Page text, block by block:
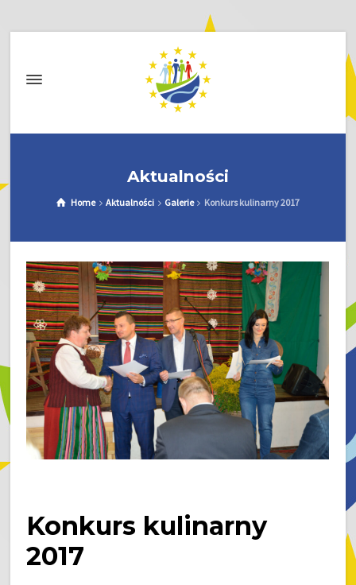
Aktualności
Home Aktualności Galerie Konkurs kulinarny 2017
Konkurs kulinarny
2017